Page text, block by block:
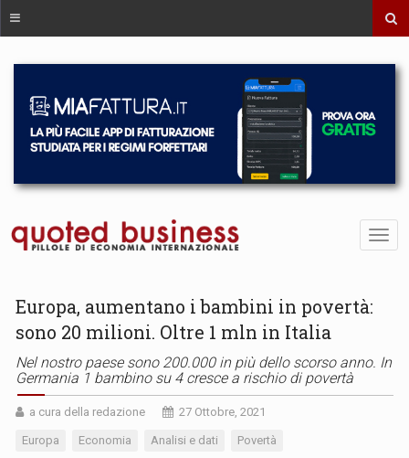
Europa, aumentano i bambini in povertà:
sono 20 milioni. Oltre 1 mln in Italia
Nel nostro paese sono 200.000 in più dello scorso anno. In
Germania 1 bambino su 4 cresce a rischio di povertà
a cura della redazione 27 Ottobre, 2021
Europa Economia Analisi e dati Povertà